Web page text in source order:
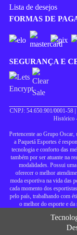
Lista de desejos
FORMAS DE
SEGURANÇA E
CNPJ: 54.650.901/0001-58
Histórico
Pertencente ao Grupo
a Paquetá Esportes é
tecnologia e conforto das
também por ser atuante na
modalidades. Possui
oferecer o melhor
moda esportiva na vida das
cada momento dos
pelo país, trabalhando com
o melhor do esporte e